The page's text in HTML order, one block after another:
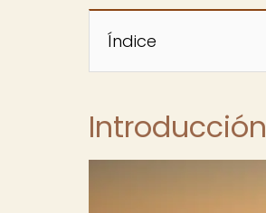
Índice
Introducción